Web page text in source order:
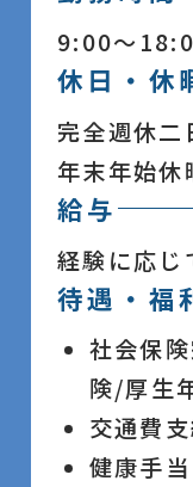
9:00～
休日・休
完全週休二
年末年始休
給与
経験に応じ
待遇・福
社会保
険/厚生
交通費
健康手当